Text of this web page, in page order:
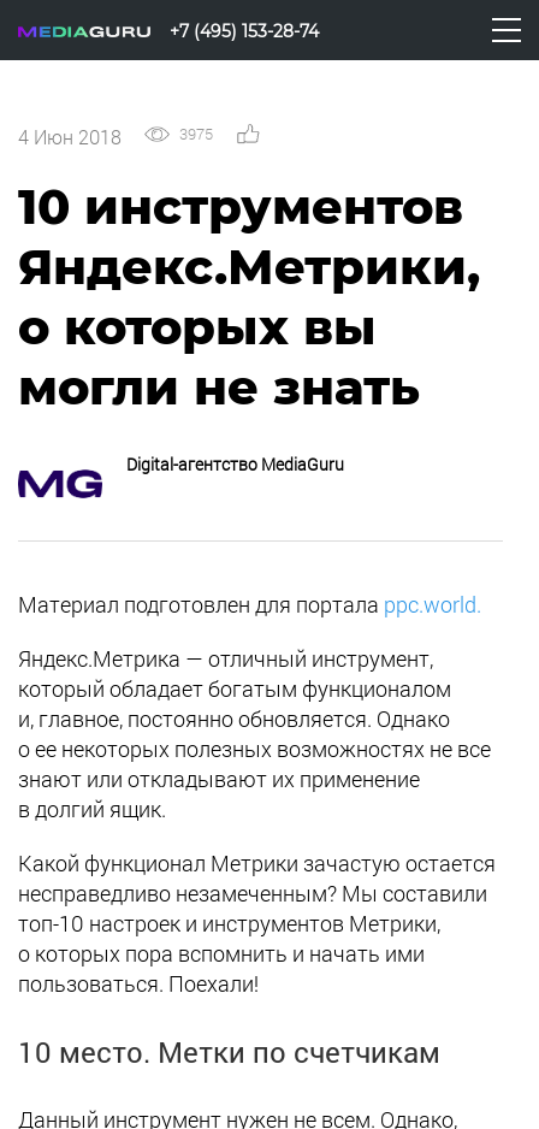
+7 (495) 153-28-74
4 Июн 2018 3975
10 инструментов
Яндекс.Метрики,
о которых вы
могли не знать
Digital-агентство MediaGuru
Материал подготовлен для портала ppc.world.
Яндекс.Метрика — отличный инструмент,
который обладает богатым функционалом
и, главное, постоянно обновляется. Однако
о ее некоторых полезных возможностях не все
знают или откладывают их применение
в долгий ящик.
Какой функционал Метрики зачастую остается
несправедливо незамеченным? Мы составили
топ-10 настроек и инструментов Метрики,
о которых пора вспомнить и начать ими
пользоваться. Поехали!
10 место. Метки по счетчикам
Данный инструмент нужен не всем. Однако,